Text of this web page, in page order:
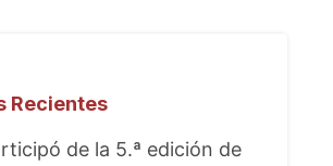
Recientes
de la 5.ª edición de